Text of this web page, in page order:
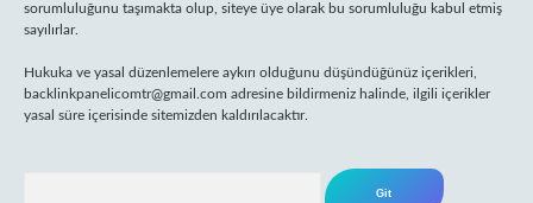
sorumluluğunu taşımakta olup, siteye üye olarak bu sorumluluğu kabul etmiş
sayılırlar.
Hukuka ve yasal düzenlemelere aykırı olduğunu düşündüğünüz içerikleri,
backlinkpanelicomtr@gmail.com adresine bildirmeniz halinde, ilgili içerikler
yasal süre içerisinde sitemizden kaldırılacaktır.